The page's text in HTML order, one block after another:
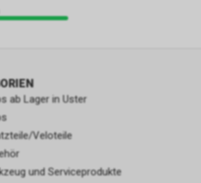
ab Lager in Uster
Veloteile
und Serviceprodukte
Produkten oder Dienstleistungen
zu verbessern und den Betrieb des